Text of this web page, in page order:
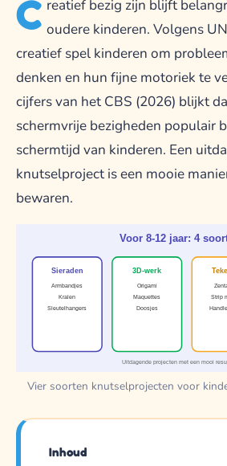
C reatief bezig zijn blijft
oudere kinderen. Volgens
creatief spel kinderen om
denken en hun fijne motoriek te
cijfers van het CBS (2026) blijkt
schermvrije bezigheden populair
schermtijd van kinderen. Een
knutselproject is een mooie
bewaren.
Voor 8-12 jaar: 4
Sieraden
Armbandjes
Kralen
Sleutelhangers
3D-werk
Origami
Maquettes
Doosjes
Strip
Uitdagende projecten met een mooi
Vier soorten knutselprojecten voor
Inhoud